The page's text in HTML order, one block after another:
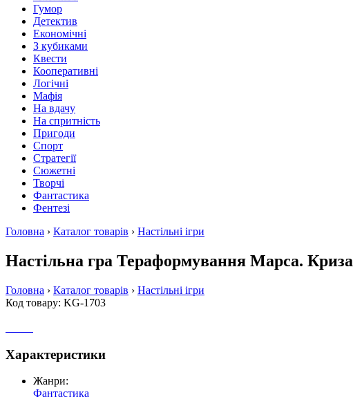
Гумор
Детектив
Економічні
З кубиками
Квести
Кооперативні
Логічні
Мафія
На вдачу
На спритність
Пригоди
Спорт
Стратегії
Сюжетні
Творчі
Фантастика
Фентезі
Головна › Каталог товарів › Настільні ігри
Настільна гра Тераформування Марса. Криза
Головна › Каталог товарів › Настільні ігри
Код товару: KG-1703
Характеристики
Жанри:
Фантастика